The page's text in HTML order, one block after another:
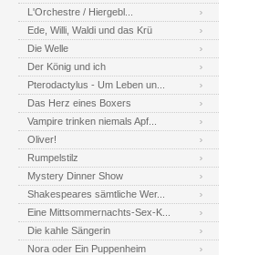
L'Orchestre / Hiergebl...
Ede, Willi, Waldi und das Krü
Die Welle
Der König und ich
Pterodactylus - Um Leben un...
Das Herz eines Boxers
Vampire trinken niemals Apf...
Oliver!
Rumpelstilz
Mystery Dinner Show
Shakespeares sämtliche Wer...
Eine Mittsommernachts-Sex-K...
Die kahle Sängerin
Nora oder Ein Puppenheim